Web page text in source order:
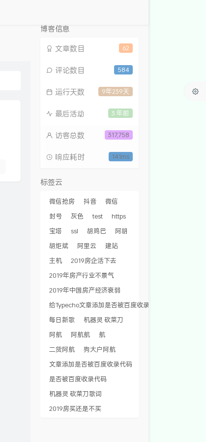
博客信息
62
文章数目
584
评论数目
9年239天
运行天数
3 年前
最后活动
317,758
访客总数
141ms
响应耗时
标签云
微信抢房 抖音
微信
封号
灰色 test
https
宝塔
ssl 胡鸡巴
阿胡
胡炬斌
阿里云
建站
主机
2019房企活下去
2019年房产行业不景气
2019年中国房产经济衰弱
给Typecho文章添加是否被百度收录代码
每日新歌
机器灵 砍菜刀
阿航
阿航航
航
二货阿航
狗大户阿航
文章添加是否被百度收录代码
是否被百度收录代码
机器灵 砍菜刀歌词
2019房买还是不买